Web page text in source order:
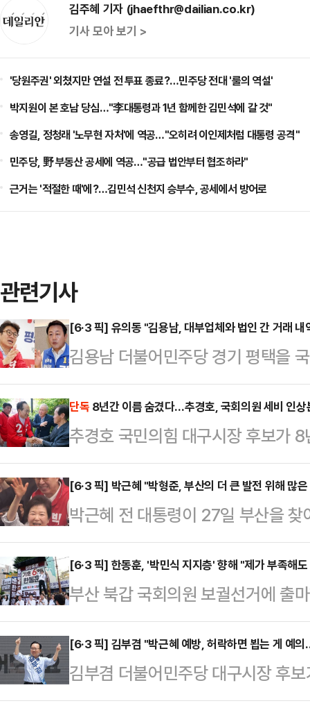
김주혜 기자 (jhaefthr@dailian.co.kr)
기사 모아 보기 >
'당원주권' 외쳤지만 연설 전 투표 종료?…민주당 전대 '룰의 역설'
박지원이 본 호남 당심…"李대통령과 1년 함께한 김민석에 갈 것"
송영길, 정청래 '노무현 자처'에 역공…"오히려 이인제처럼 대통령 공격"
민주당, 野 부동산 공세에 역공…"공급 법안부터 협조하라"
근거는 '적절한 때'에?…김민석 신천지 승부수, 공세에서 방어로
관련기사
[6·3 픽] 유의동 "김용남, 대부업체와 법인 간 거래 내
김용남 더불어민주당 경기 평택을
업체 운영' 의혹과 관련해 평택을
'박재홍의 한판승부'에서 진행된 경
힘 후보는 "대부업체에서 배당을
다"며 "대부업체에서 창출된 이익
았을 것이다. 법인과 대부업체 사
다.이에 김 후보는 "법무법인을 포
한 적이 없다"고 해명…
단독 8년간 이름 숨겼다…추경호, 국회의원 세비 인상
추경호 국민의힘 대구시장 후보가
로 기부해온 것으로 확인됐다.27일
2018년 2월부터 대구 달성군 현풍
매년 후원해 왔다. 누적 기부액은
후보가 선거운동 일정으로 해당 시
자가 추 후보였다고 언급하면서 알
년 국회의원 세비 인상이 계기가 됐
산되자 인상분을 …
[6·3 픽] 박근혜 "박형준, 부산의 더 큰 발전 위해 많
박근혜 전 대통령이 27일 부산을
해 "앞으로도 부산의 더 큰 발전을
고 있다"고 말했다.박 전 대통령은
후보, 박민식 국민의힘 부산 북갑
지원 유세를 펼쳤다.박 전 대통령은
보고 싶었는데 여러 여건 상 가지
습을 보면서 아쉬움을 달랠 수 있었
대해 "그동안 …
[6·3 픽] 한동훈, '박민식 지지층' 향해 "제가 부족해
부산 북갑 국회의원 보궐선거에 출
힘 후보 지지층을 향해 "애국심으
라도 한 번만 봐달라"며 애절한 호
구포역 광장에서 집중유세를 열어
식을 더 지지하는 분들도 이번엔 다
[6·3 픽] 김부겸 "박근혜 예방, 허락하면 뵙는 게 예
김부겸 더불어민주당 대구시장 후
분이 허락한다면 찾아가 인사하는